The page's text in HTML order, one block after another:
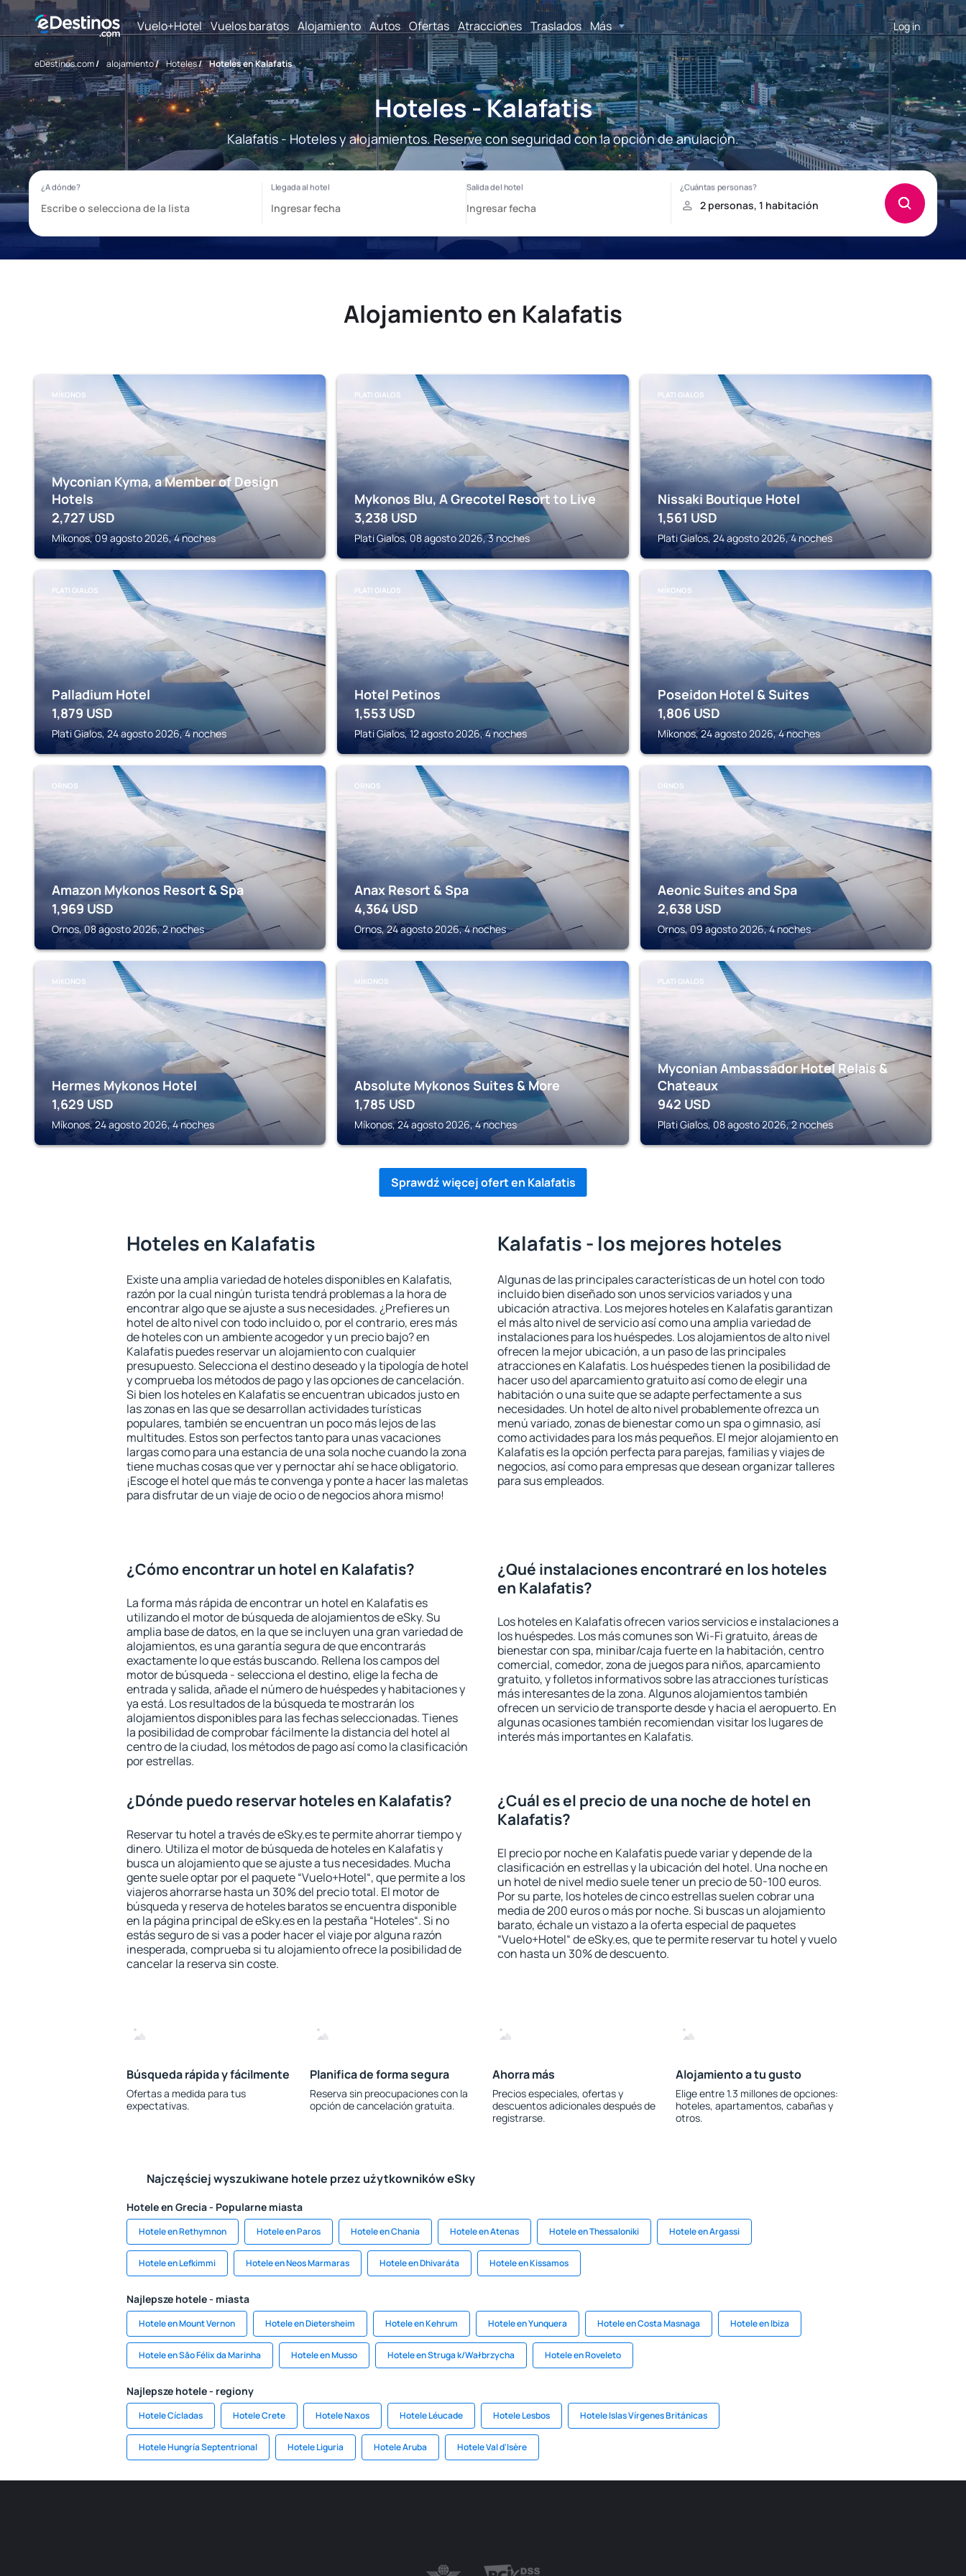
Vuelo+Hotel Vuelos baratos Alojamiento Autos Ofertas Atracciones Traslados Más Log in
eDestinos.com/ alojamiento/ Hoteles/ Hoteles en Kalafatis
Hoteles - Kalafatis
Kalafatis - Hoteles y alojamientos. Reserve con seguridad con la opción de anulación.
Alojamiento en Kalafatis
MÍKONOS
Myconian Kyma, a Member of Design
Hotels
2,727 USD
Míkonos, 09 agosto 2026, 4 noches
PLATI GIALOS
Mykonos Blu, A Grecotel Resort to Live
3,238 USD
Plati Gialos, 08 agosto 2026, 3 noches
PLATI GIALOS
Nissaki Boutique Hotel
1,561 USD
Plati Gialos, 24 agosto 2026, 4 noches
PLATI GIALOS
Palladium Hotel
1,879 USD
Plati Gialos, 24 agosto 2026, 4 noches
PLATI GIALOS
Hotel Petinos
1,553 USD
Plati Gialos, 12 agosto 2026, 4 noches
MÍKONOS
Poseidon Hotel & Suites
1,806 USD
Míkonos, 24 agosto 2026, 4 noches
ORNOS
Amazon Mykonos Resort & Spa
1,969 USD
Ornos, 08 agosto 2026, 2 noches
ORNOS
Anax Resort & Spa
4,364 USD
Ornos, 24 agosto 2026, 4 noches
ORNOS
Aeonic Suites and Spa
2,638 USD
Ornos, 09 agosto 2026, 4 noches
MÍKONOS
Hermes Mykonos Hotel
1,629 USD
Míkonos, 24 agosto 2026, 4 noches
MÍKONOS
Absolute Mykonos Suites & More
1,785 USD
Míkonos, 24 agosto 2026, 4 noches
PLATI GIALOS
Myconian Ambassador Hotel Relais &
Chateaux
942 USD
Plati Gialos, 08 agosto 2026, 2 noches
Sprawdź więcej ofert en Kalafatis
Hoteles en Kalafatis
Existe una amplia variedad de hoteles disponibles en Kalafatis,
razón por la cual ningún turista tendrá problemas a la hora de
encontrar algo que se ajuste a sus necesidades. ¿Prefieres un
hotel de alto nivel con todo incluido o, por el contrario, eres más
de hoteles con un ambiente acogedor y un precio bajo? en
Kalafatis puedes reservar un alojamiento con cualquier
presupuesto. Selecciona el destino deseado y la tipología de hotel
y comprueba los métodos de pago y las opciones de cancelación.
Si bien los hoteles en Kalafatis se encuentran ubicados justo en
las zonas en las que se desarrollan actividades turísticas
populares, también se encuentran un poco más lejos de las
multitudes. Estos son perfectos tanto para unas vacaciones
largas como para una estancia de una sola noche cuando la zona
tiene muchas cosas que ver y pernoctar ahí se hace obligatorio.
¡Escoge el hotel que más te convenga y ponte a hacer las maletas
para disfrutar de un viaje de ocio o de negocios ahora mismo!
Kalafatis - los mejores hoteles
Algunas de las principales características de un hotel con todo
incluido bien diseñado son unos servicios variados y una
ubicación atractiva. Los mejores hoteles en Kalafatis garantizan
el más alto nivel de servicio así como una amplia variedad de
instalaciones para los huéspedes. Los alojamientos de alto nivel
ofrecen la mejor ubicación, a un paso de las principales
atracciones en Kalafatis. Los huéspedes tienen la posibilidad de
hacer uso del aparcamiento gratuito así como de elegir una
habitación o una suite que se adapte perfectamente a sus
necesidades. Un hotel de alto nivel probablemente ofrezca un
menú variado, zonas de bienestar como un spa o gimnasio, así
como actividades para los más pequeños. El mejor alojamiento en
Kalafatis es la opción perfecta para parejas, familias y viajes de
negocios, así como para empresas que desean organizar talleres
para sus empleados.
¿Cómo encontrar un hotel en Kalafatis?
La forma más rápida de encontrar un hotel en Kalafatis es
utilizando el motor de búsqueda de alojamientos de eSky. Su
amplia base de datos, en la que se incluyen una gran variedad de
alojamientos, es una garantía segura de que encontrarás
exactamente lo que estás buscando. Rellena los campos del
motor de búsqueda - selecciona el destino, elige la fecha de
entrada y salida, añade el número de huéspedes y habitaciones y
ya está. Los resultados de la búsqueda te mostrarán los
alojamientos disponibles para las fechas seleccionadas. Tienes
la posibilidad de comprobar fácilmente la distancia del hotel al
centro de la ciudad, los métodos de pago así como la clasificación
por estrellas.
¿Qué instalaciones encontraré en los hoteles
en Kalafatis?
Los hoteles en Kalafatis ofrecen varios servicios e instalaciones a
los huéspedes. Los más comunes son Wi-Fi gratuito, áreas de
bienestar con spa, minibar/caja fuerte en la habitación, centro
comercial, comedor, zona de juegos para niños, aparcamiento
gratuito, y folletos informativos sobre las atracciones turísticas
más interesantes de la zona. Algunos alojamientos también
ofrecen un servicio de transporte desde y hacia el aeropuerto. En
algunas ocasiones también recomiendan visitar los lugares de
interés más importantes en Kalafatis.
¿Dónde puedo reservar hoteles en Kalafatis?
Reservar tu hotel a través de eSky.es te permite ahorrar tiempo y
dinero. Utiliza el motor de búsqueda de hoteles en Kalafatis y
busca un alojamiento que se ajuste a tus necesidades. Mucha
gente suele optar por el paquete “Vuelo+Hotel“, que permite a los
viajeros ahorrarse hasta un 30% del precio total. El motor de
búsqueda y reserva de hoteles baratos se encuentra disponible
en la página principal de eSky.es en la pestaña “Hoteles“. Si no
estás seguro de si vas a poder hacer el viaje por alguna razón
inesperada, comprueba si tu alojamiento ofrece la posibilidad de
cancelar la reserva sin coste.
¿Cuál es el precio de una noche de hotel en
Kalafatis?
El precio por noche en Kalafatis puede variar y depende de la
clasificación en estrellas y la ubicación del hotel. Una noche en
un hotel de nivel medio suele tener un precio de 50-100 euros.
Por su parte, los hoteles de cinco estrellas suelen cobrar una
media de 200 euros o más por noche. Si buscas un alojamiento
barato, échale un vistazo a la oferta especial de paquetes
“Vuelo+Hotel“ de eSky.es, que te permite reservar tu hotel y vuelo
con hasta un 30% de descuento.
Búsqueda rápida y fácilmente
Ofertas a medida para tus
expectativas.
Planifica de forma segura
Reserva sin preocupaciones con la
opción de cancelación gratuita.
Ahorra más
Precios especiales, ofertas y
descuentos adicionales después de
registrarse.
Alojamiento a tu gusto
Elige entre 1.3 millones de opciones:
hoteles, apartamentos, cabañas y
otros.
Najczęściej wyszukiwane hotele przez użytkowników eSky
Hotele en Grecia - Popularne miasta
Hotele en Rethymnon Hotele en Paros Hotele en Chania Hotele en Atenas Hotele en Thessaloniki Hotele en Argassi
Hotele en Lefkimmi Hotele en Neos Marmaras Hotele en Dhivaráta Hotele en Kissamos
Najlepsze hotele - miasta
Hotele en Mount Vernon Hotele en Dietersheim Hotele en Kehrum Hotele en Yunquera Hotele en Costa Masnaga Hotele en Ibiza
Hotele en Săo Félix da Marinha Hotele en Musso Hotele en Struga k/Wałbrzycha Hotele en Roveleto
Najlepsze hotele - regiony
Hotele Cícladas Hotele Crete Hotele Naxos Hotele Léucade Hotele Lesbos Hotele Islas Vírgenes Británicas
Hotele Hungría Septentrional Hotele Liguria Hotele Aruba Hotele Val d'Isère